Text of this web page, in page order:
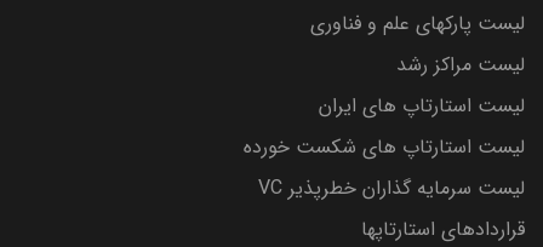
لیست پارکهای علم و فناوری
لیست مراکز رشد
لیست استارتاپ های ایران
لیست استارتاپ های شکست خورده
لیست سرمایه گذاران خطرپذیر VC
قراردادهای استارتاپها